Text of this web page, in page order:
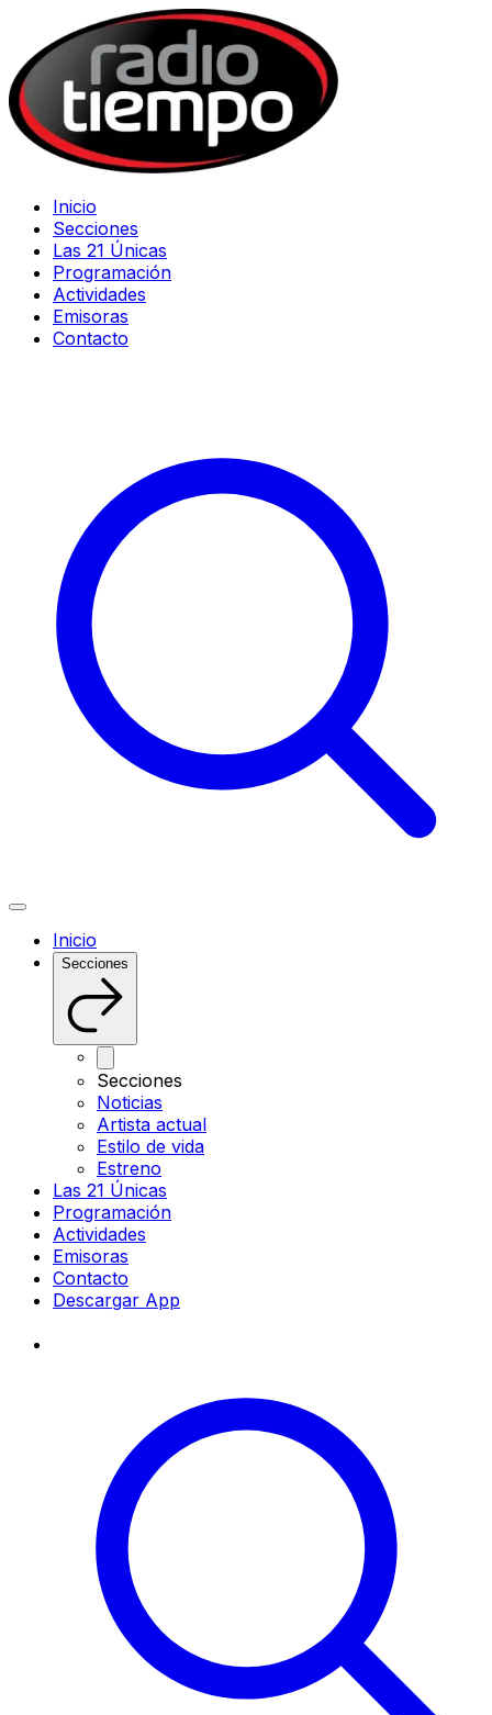
Inicio
Secciones
Las 21 Únicas
Programación
Actividades
Emisoras
Contacto
Inicio
Secciones
Secciones
Noticias
Artista actual
Estilo de vida
Estreno
Las 21 Únicas
Programación
Actividades
Emisoras
Contacto
Descargar App